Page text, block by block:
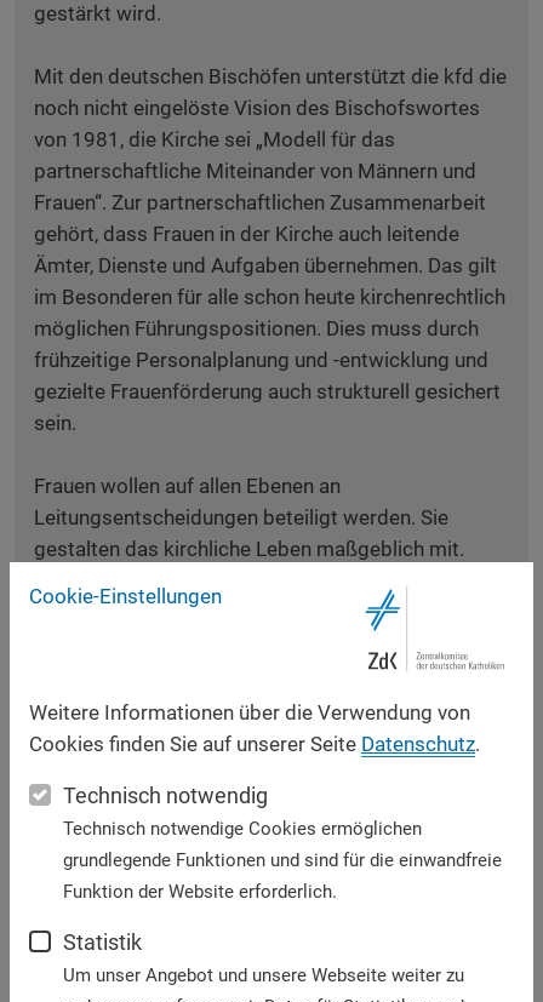
gestärkt wird.
Mit den deutschen Bischöfen unterstützt die kfd die
noch nicht eingelöste Vision des Bischofswortes
von 1981, die Kirche sei „Modell für das
partnerschaftliche Miteinander von Männern und
Frauen“. Zur partnerschaftlichen Zusammenarbeit
gehört, dass Frauen in der Kirche auch leitende
Ämter, Dienste und Aufgaben übernehmen. Das gilt
im Besonderen für alle schon heute kirchenrechtlich
möglichen Führungspositionen. Dies muss durch
frühzeitige Personalplanung und -entwicklung und
gezielte Frauenförderung auch strukturell gesichert
sein.
Frauen wollen auf allen Ebenen an
Leitungsentscheidungen beteiligt werden. Sie
gestalten das kirchliche Leben maßgeblich mit.
Sowohl ehren- als auch hauptamtlich tätige Frauen
müssen Zugang zu Führungsaufgaben erhalten.
Bei unserer letzten Bundesversammlung hat die kfd
ein Positionspapier beschlossen, mit dem sie sich
engagiert in den Dialogprozess in unserer Kirche
Wir treten als kfd Frauen dabei für eine Kirche ein,
- in der Frauen kirchliche Ämter und Dienste ebenso
selbstverständlich ausüben wie Männer,
- die sich kritisch mit ihrem Umgang mit Macht und
ihren Machtstrukturen auseinandersetzt,
- in der mehr Laien, Frauen wie Männer,
Cookie-Einstellungen
Weitere Informationen über die Verwendung von
Cookies finden Sie auf unserer Seite Datenschutz.
Technisch notwendig
Technisch notwendige Cookies ermöglichen
grundlegende Funktionen und sind für die einwandfreie
Funktion der Website erforderlich.
Statistik
Um unser Angebot und unsere Webseite weiter zu